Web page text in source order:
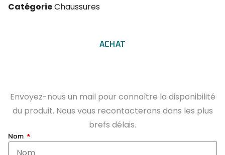
CatégorieChaussures
ACHAT
Envoyez-nous un mail pour connaître la disponibilité
du produit. Nous vous recontacterons dans les plus
brefs délais.
Nom